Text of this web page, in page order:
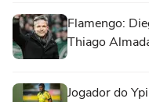
Flamengo:
Thiago
Jogador do